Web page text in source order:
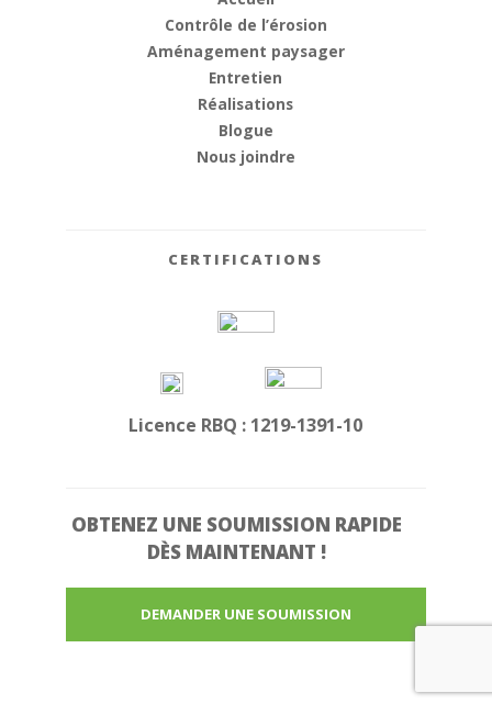
Contrôle de l’érosion
Aménagement paysager
Entretien
Réalisations
Blogue
Nous joindre
CERTIFICATIONS
Licence RBQ : 1219-1391-10
OBTENEZ UNE SOUMISSION RAPIDE
DÈS MAINTENANT !
DEMANDER UNE SOUMISSION